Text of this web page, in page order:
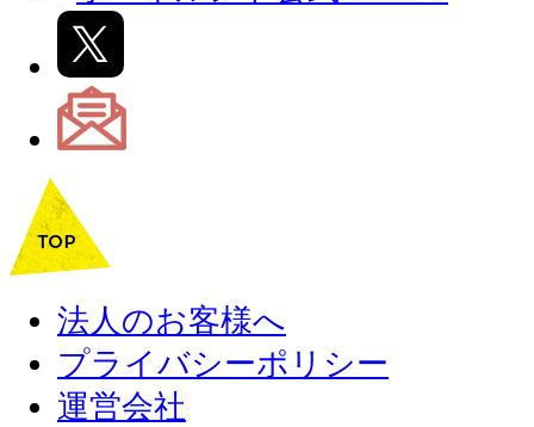
法人のお客様へ
プライバシーポリシー
運営会社